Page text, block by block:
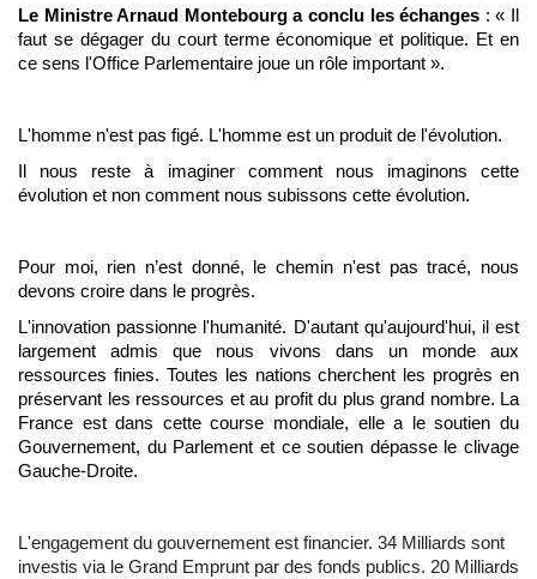
Le Ministre Arnaud Montebourg a conclu les échanges : « Il
faut se dégager du court terme économique et politique. Et en
ce sens l'Office Parlementaire joue un rôle important ».
L'homme n'est pas figé. L'homme est un produit de l'évolution.
Il nous reste à imaginer comment nous imaginons cette
évolution et non comment nous subissons cette évolution.
Pour moi, rien n’est donné, le chemin n'est pas tracé, nous
devons croire dans le progrès.
L'innovation passionne l'humanité. D'autant qu'aujourd'hui, il est
largement admis que nous vivons dans un monde aux
ressources finies. Toutes les nations cherchent les progrès en
préservant les ressources et au profit du plus grand nombre. La
France est dans cette course mondiale, elle a le soutien du
Gouvernement, du Parlement et ce soutien dépasse le clivage
Gauche-Droite.
L'engagement du gouvernement est financier. 34 Milliards sont
investis via le Grand Emprunt par des fonds publics. 20 Milliards